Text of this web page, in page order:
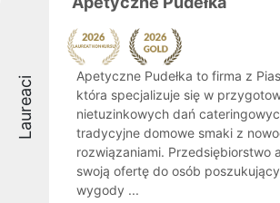
Laureaci
Apetyczne Pudełka to firma z
która specjalizuje się w
nietuzinkowych dań
tradycyjne domowe smaki z
rozwiązaniami. Przedsiębiorstwo
swoją ofertę do osób
wygody ...